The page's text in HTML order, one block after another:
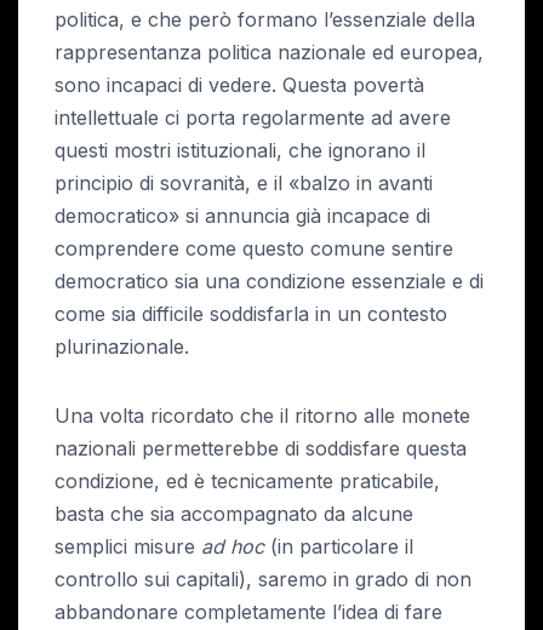
politica, e che però formano l’essenziale della
rappresentanza politica nazionale ed europea,
sono incapaci di vedere. Questa povertà
intellettuale ci porta regolarmente ad avere
questi mostri istituzionali, che ignorano il
principio di sovranità, e il «balzo in avanti
democratico» si annuncia già incapace di
comprendere come questo comune sentire
democratico sia una condizione essenziale e di
come sia difficile soddisfarla in un contesto
plurinazionale.
Una volta ricordato che il ritorno alle monete
nazionali permetterebbe di soddisfare questa
condizione, ed è tecnicamente praticabile,
basta che sia accompagnato da alcune
semplici misure ad hoc(in particolare il
controllo sui capitali), saremo in grado di non
abbandonare completamente l’idea di fare